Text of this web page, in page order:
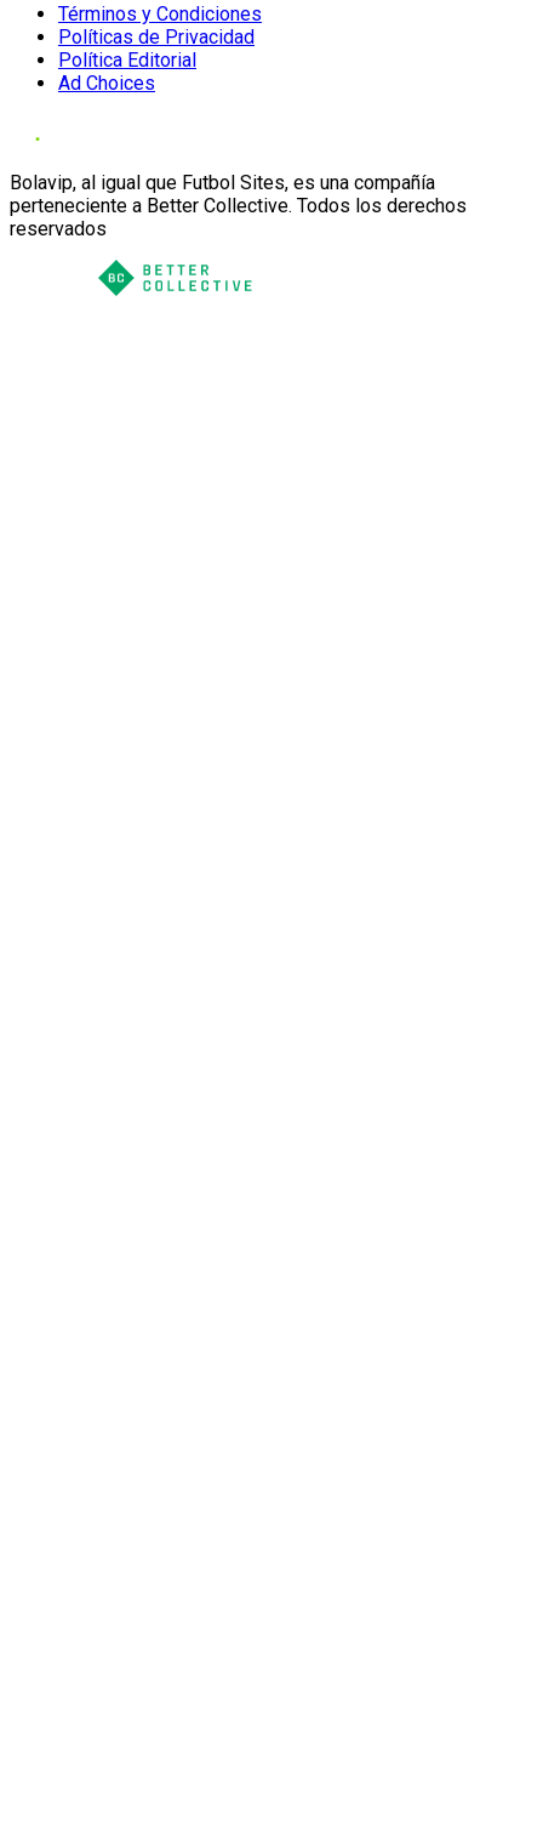
Términos y Condiciones
Políticas de Privacidad
Política Editorial
Ad Choices
Bolavip, al igual que Futbol Sites, es una compañía
perteneciente a Better Collective. Todos los derechos
reservados